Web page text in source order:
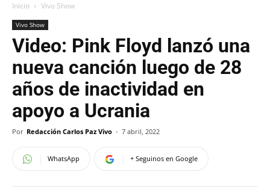
Inicio Vivo Show
Vivo Show
Video: Pink Floyd lanzó una
nueva canción luego de 28
años de inactividad en
apoyo a Ucrania
Por Redacción Carlos Paz Vivo - 7 abril, 2022
WhatsApp + Seguinos en Google